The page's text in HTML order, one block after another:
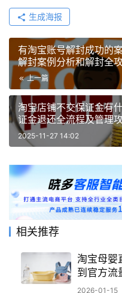
生成海报
有淘宝账号解封成功的
解封案例分析和解封全
上一篇
淘宝店铺不交保证金有
证金退还全流程及管理
2025-11-27 14:02
相关推荐
淘宝母婴
到官方流
家可拿官
2026-01-15